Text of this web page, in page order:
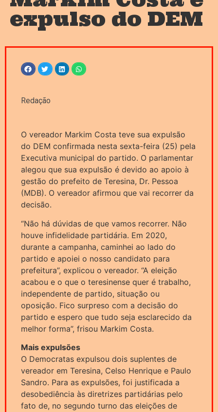
expulso do DEM
Redação
O vereador Markim Costa teve sua expulsão
do DEM confirmada nesta sexta-feira (25) pela
Executiva municipal do partido. O parlamentar
alegou que sua expulsão é devido ao apoio à
gestão do prefeito de Teresina, Dr. Pessoa
(MDB). O vereador afirmou que vai recorrer da
decisão.
“Não há dúvidas de que vamos recorrer. Não
houve infidelidade partidária. Em 2020,
durante a campanha, caminhei ao lado do
partido e apoiei o nosso candidato para
prefeitura”, explicou o vereador. “A eleição
acabou e o que o teresinense quer é trabalho,
independente de partido, situação ou
oposição. Fico surpreso com a decisão do
partido e espero que tudo seja esclarecido da
melhor forma”, frisou Markim Costa.
Mais expulsões
O Democratas expulsou dois suplentes de
vereador em Teresina, Celso Henrique e Paulo
Sandro. Para as expulsões, foi justificada a
desobediência às diretrizes partidárias pelo
fato de, no segundo turno das eleições de